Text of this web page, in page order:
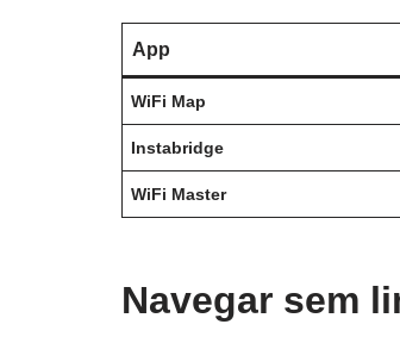
App
WiFi Map
Instabridge
WiFi Master
Navegar sem